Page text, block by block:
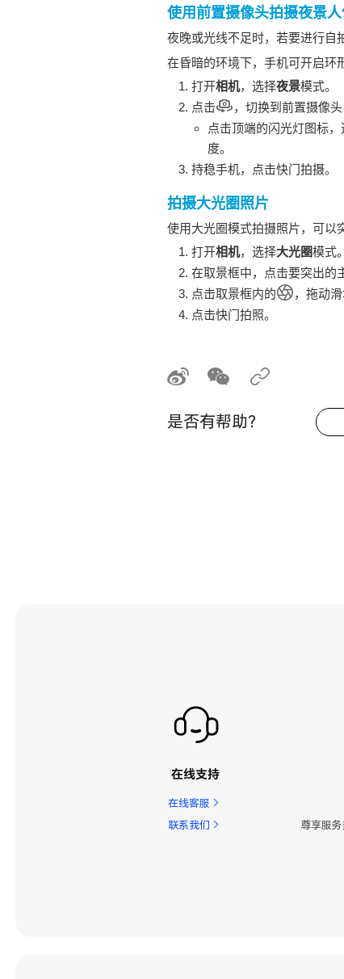
使用前置摄像头拍摄夜景
夜晚或光线不足时，若要进行自
在昏暗的环境下， 手机可开启环
打开相机，选择夜景模式。
点击
，切换到前置摄像头
点击顶端的闪光灯图标，
度。
持稳手机，点击快门拍摄。
拍摄大光圈照片
使用大光圈模式拍摄照片，可以
打开相机，选择大光圈模式。
在取景框中，点击要突出的
点击取景框内的
，拖动
点击快门拍照。
是否有帮助？
在线支持
在线客服
联系我们
尊享服